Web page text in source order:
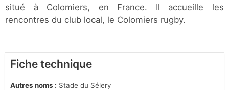
situé à Colomiers, en France. Il accueille les
rencontres du club local, le Colomiers rugby.
Fiche technique
Autres noms : Stade du Sélery